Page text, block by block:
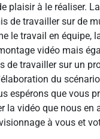
plaisir à le réaliser.
de travailler sur de
le travail en équipe,
vidéo mais
de travailler sur un
du
espérons que vous
la vidéo que nous en
à vous et